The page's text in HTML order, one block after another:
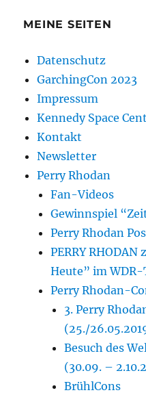
MEINE SEITEN
Datenschutz
GarchingCon 2023
Impressum
Kennedy Space
Kontakt
Newsletter
Perry Rhodan
Fan-Videos
Gewinnspiel
Perry Rhodan
PERRY
Heute” im WDR-
Perry Rhodan-
3. Perry
(25./
Besuch des
(30.09. –
BrühlCons